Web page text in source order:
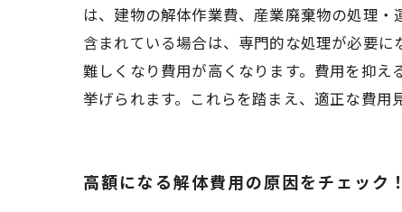
は、建物の解体作業費、産業廃棄物の処理
含まれている場合は、専門的な処理が必要
難しくなり費用が高くなります。費用を抑
挙げられます。これらを踏まえ、適正な費用
高額になる解体費用の原因をチェック